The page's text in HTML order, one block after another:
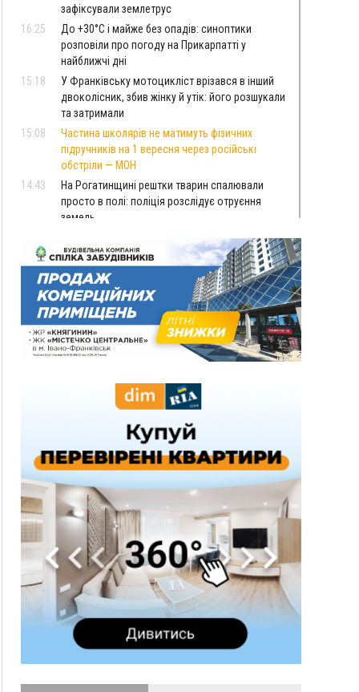
зафіксували землетрус
16:25
До +30°C і майже без опадів: синоптики
розповіли про погоду на Прикарпатті у
найближчі дні
15:18
У Франківську мотоцикліст врізався в інший
двоколісник, збив жінку й утік: його розшукали
та затримали
15:08
Частина школярів не матимуть фізичних
підручників на 1 вересня через російські
обстріли — МОН
14:43
На Рогатинщині рештки тварин спалювали
просто в полі: поліція розслідує отруєння
земель
Пірс, ігровий майданчик і зона для пікніків:
оголосили тендер на 7 мільйонів на
благоустрій Німецького озера
12:14
У Калуші на озері в міському парку масово
загинули качки та риба
11:18
Майстра лісу з Верховинщини оштрафували на
600 тисяч за переправлення чоловіків до
Румунії
вимкнення світла
За змову на тендері для Долинської лікарні
двох підприємців оштрафували на 272 тисячі
10:09
Яремчанський суд виніс вирок чоловіку, який
у Буковелі вкрав із супермаркету пляшку віскі
за 8,5 тисяч
09:53
В урочищі біля Галича археологи відкопали
давньоруську вагову гирку XII–XIII століть
У Франківську медики провели серію
складних операцій на аорті
07 Серпня
ФОТО У Богородчанах на "зебрі" водій Audi
наїхав на хлопчика з велосипедом